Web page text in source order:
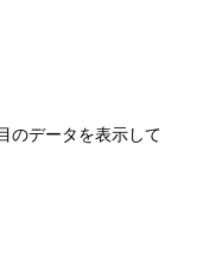
のデータを表示して